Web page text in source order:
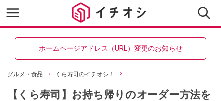
ホームページアドレス（URL）変更のお知らせ
グルメ・食品 くら寿司のイチオシ！
【くら寿司】お持ち帰りのオーダー方法を